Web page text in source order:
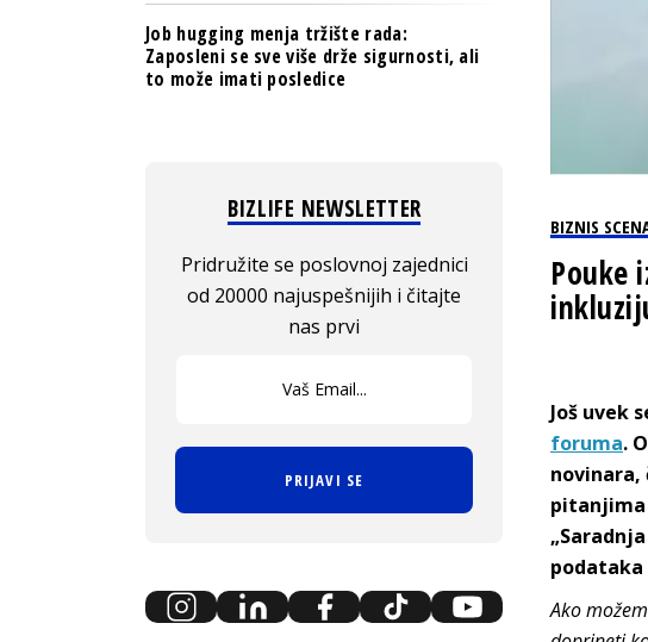
BIZNIS
Pouke
Još uvek
foruma.
novinara,
pitanjima
Ako
Job hugging menja tržište rada:
Zaposleni se sve više drže sigurnosti, ali
to može imati posledice
BIZLIFE NEWSLETTER
Pridružite se poslovnoj zajednici
od 20000 najuspešnijih i čitajte
nas prvi
PRIJAVI SE